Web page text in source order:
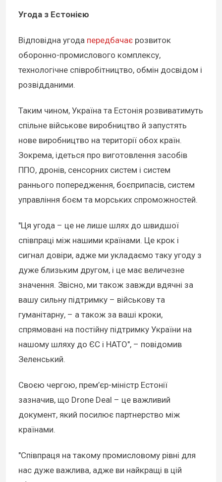
Угода з Естонією
Відповідна угода передбачає розвиток
оборонно-промислового комплексу,
технологічне співробітництво, обмін досвідом і
розвідданими.
Таким чином, Україна та Естонія розвиватимуть
спільне військове виробництво й запустять
нове виробництво на території обох країн.
Зокрема, ідеться про виготовлення засобів
ППО, дронів, сенсорних систем і систем
раннього попередження, боєприпасів, систем
управління боєм та морських спроможностей.
"Ця угода – це не лише шлях до швидшої
співпраці між нашими країнами. Це крок і
сигнал довіри, адже ми укладаємо таку угоду з
дуже близьким другом, і це має величезне
значення. Звісно, ми також завжди вдячні за
вашу сильну підтримку – військову та
гуманітарну, – а також за ваші кроки,
спрямовані на постійну підтримку України на
нашому шляху до ЄС і НАТО", – повідомив
Зеленський.
Своєю чергою, прем’єр-міністр Естонії
зазначив, що Drone Deal – це важливий
документ, який посилює партнерство між
країнами.
"Співпраця на такому промисловому рівні для
нас дуже важлива, адже ви найкращі в цій